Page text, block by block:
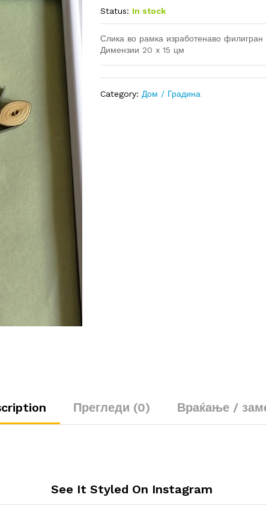
Status: In stock
Слика во рамка изработенаво филигран
Димензии 20 x 15 цм
Category: Дом / Градина
Прегледи (0) Враќање /
See It Styled On Instagram